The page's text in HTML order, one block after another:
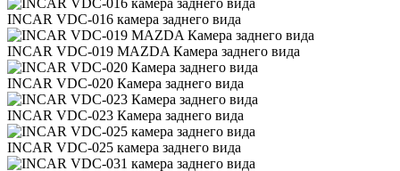
INCAR VDC-016 камера заднего вида
INCAR VDC-019 MAZDA Камера заднего вида
INCAR VDC-020 Камера заднего вида
INCAR VDC-023 Камера заднего вида
INCAR VDC-025 камера заднего вида